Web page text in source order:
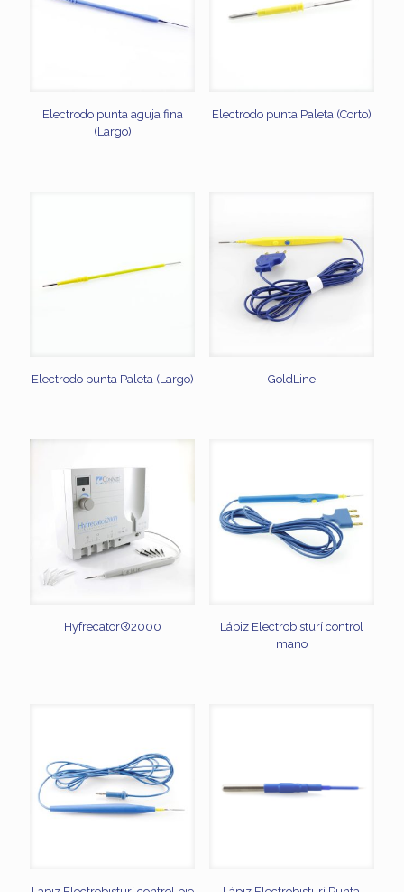
Electrodo punta aguja fina
(Largo)
Electrodo punta Paleta (Corto)
Electrodo punta Paleta (Largo) GoldLine
Hyfrecator®2000
Lápiz Electrobisturí control
mano